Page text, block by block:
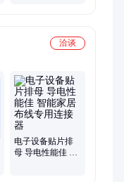
洽谈
电子设备贴片排
母 导电性能佳 智